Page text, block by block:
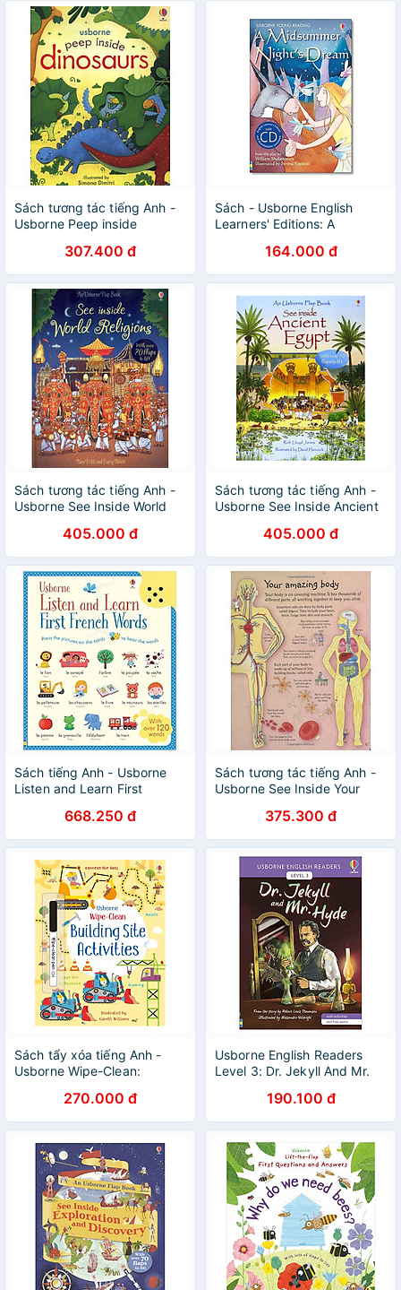
Sách tương tác tiếng Anh -
Usborne Peep inside
307.400 đ
Sách - Usborne English
Learners' Editions: A
164.000 đ
Sách tương tác tiếng Anh -
Usborne See Inside World
405.000 đ
Sách tương tác tiếng Anh -
Usborne See Inside Ancient
405.000 đ
Sách tiếng Anh - Usborne
Listen and Learn First
668.250 đ
Sách tương tác tiếng Anh -
Usborne See Inside Your
375.300 đ
Sách tẩy xóa tiếng Anh -
Usborne Wipe-Clean:
270.000 đ
Usborne English Readers
Level 3: Dr. Jekyll And Mr.
190.100 đ